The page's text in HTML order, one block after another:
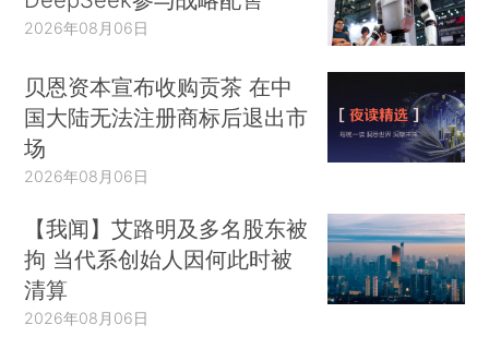
2026年08月06日
贝恩资本宣布收购贡茶 在中
国大陆无法注册商标后退出市
场
2026年08月06日
【我闻】艾路明及多名股东被
拘 当代系创始人因何此时被
清算
2026年08月06日